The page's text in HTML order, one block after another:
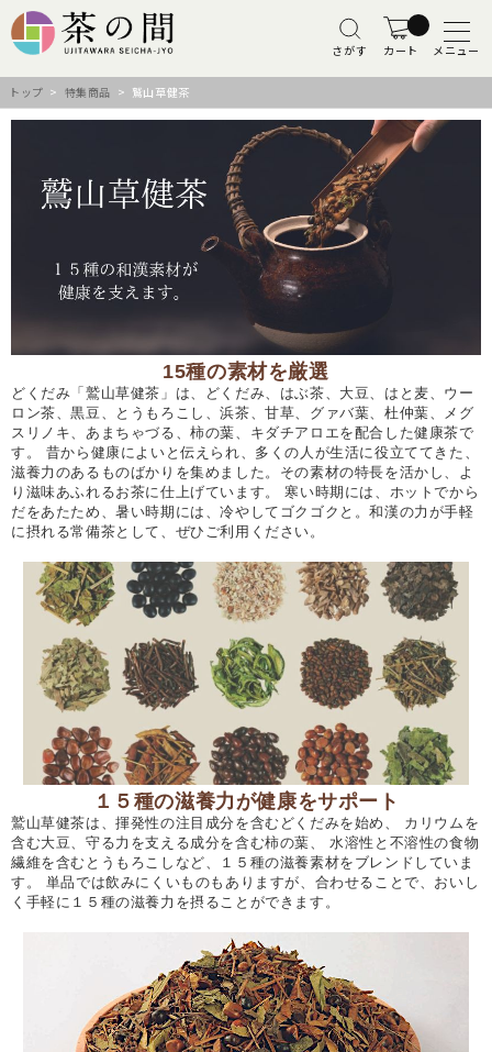
さがす カート メニュー
トップ > 特集商品 > 鷲山草健茶
15種の素材を厳選
どくだみ「鷲山草健茶」は、どくだみ、はぶ茶、大豆、はと麦、ウー
ロン茶、黒豆、とうもろこし、浜茶、甘草、グァバ葉、杜仲葉、メグ
スリノキ、あまちゃづる、柿の葉、キダチアロエを配合した健康茶で
す。 昔から健康によいと伝えられ、多くの人が生活に役立ててきた、
滋養力のあるものばかりを集めました。その素材の特長を活かし、よ
り滋味あふれるお茶に仕上げています。 寒い時期には、ホットでから
だをあたため、暑い時期には、冷やしてゴクゴクと。和漢の力が手軽
に摂れる常備茶として、ぜひご利用ください。
１５種の滋養力が健康をサポート
鷲山草健茶は、揮発性の注目成分を含むどくだみを始め、 カリウムを
含む大豆、守る力を支える成分を含む柿の葉、 水溶性と不溶性の食物
繊維を含むとうもろこしなど、１５種の滋養素材をブレンドしていま
す。 単品では飲みにくいものもありますが、合わせることで、おいし
く手軽に１５種の滋養力を摂ることができます。